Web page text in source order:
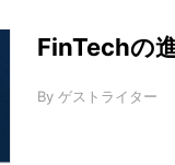
FinTechの
By ゲストライター